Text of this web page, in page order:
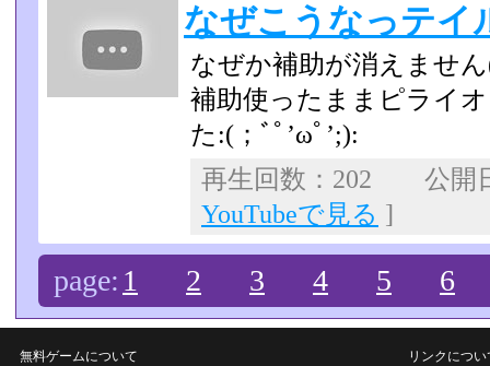
なぜこうなっテイ
なぜか補助が消えませ
補助使ったままピライ
た:(；ﾞﾟ’ωﾟ’­;):
再生回数：202 公開
YouTubeで見る ]
page: 1 2 3 4 5 6
無料ゲームについて リンクについ